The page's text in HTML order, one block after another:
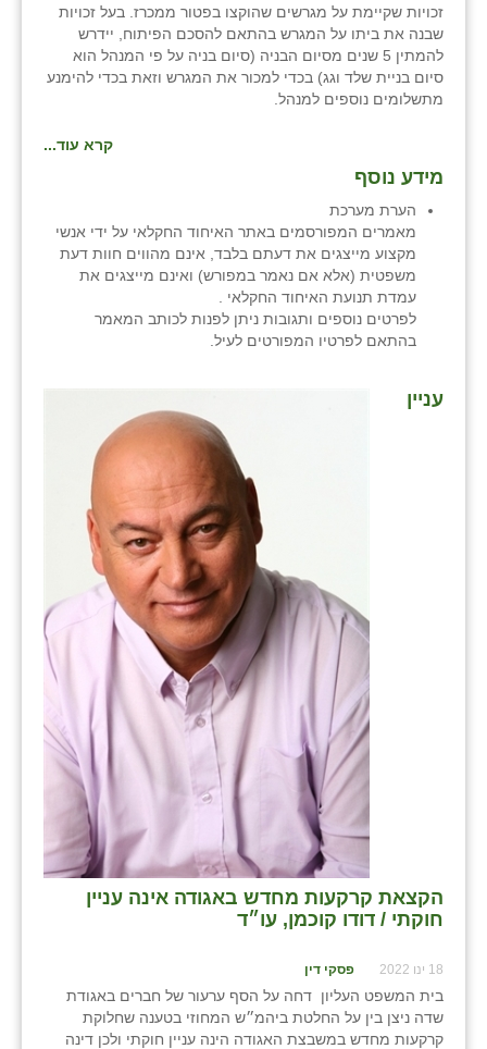
זכויות שקיימת על מגרשים שהוקצו בפטור ממכרז. בעל זכויות
שבנה את ביתו על המגרש בהתאם להסכם הפיתוח, יידרש
להמתין 5 שנים מסיום הבניה (סיום בניה על פי המנהל הוא
סיום בניית שלד וגג) בכדי למכור את המגרש וזאת בכדי להימנע
מתשלומים נוספים למנהל.
קרא עוד...
מידע נוסף
הערת מערכת
מאמרים המפורסמים באתר האיחוד החקלאי על ידי אנשי
מקצוע מייצגים את דעתם בלבד, אינם מהווים חוות דעת
משפטית (אלא אם נאמר במפורש) ואינם מייצגים את
עמדת תנועת האיחוד החקלאי .
לפרטים נוספים ותגובות ניתן לפנות לכותב המאמר
בהתאם לפרטיו המפורטים לעיל.
⁨עניין
הקצאת קרקעות מחדש באגודה אינה עניין
חוקתי⁩ / דודו קוכמן, עו״ד
18 ינו 2022 פסקי דין
בית המשפט העליון דחה על הסף ערעור של חברים באגודת
שדה ניצן בין על החלטת ביהמ״ש המחוזי בטענה שחלוקת
קרקעות מחדש במשבצת האגודה הינה עניין חוקתי ולכן דינה